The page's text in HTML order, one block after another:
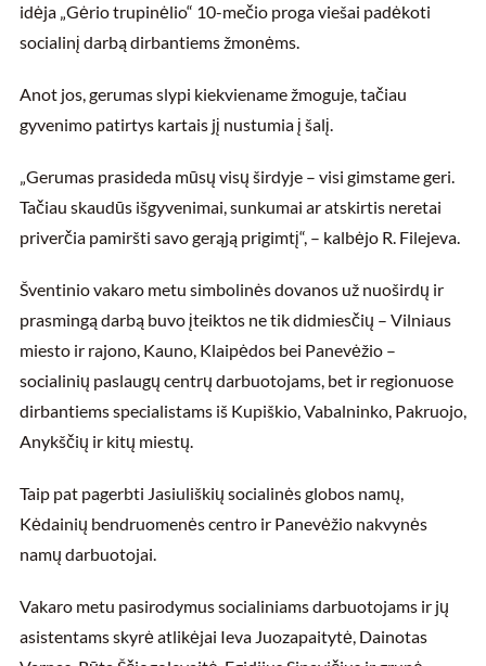
idėja „Gėrio trupinėlio“ 10-mečio proga viešai padėkoti
socialinį darbą dirbantiems žmonėms.
Anot jos, gerumas slypi kiekviename žmoguje, tačiau
gyvenimo patirtys kartais jį nustumia į šalį.
„Gerumas prasideda mūsų visų širdyje – visi gimstame geri.
Tačiau skaudūs išgyvenimai, sunkumai ar atskirtis neretai
priverčia pamiršti savo gerąją prigimtį“, – kalbėjo R. Filejeva.
Šventinio vakaro metu simbolinės dovanos už nuoširdų ir
prasmingą darbą buvo įteiktos ne tik didmiesčių – Vilniaus
miesto ir rajono, Kauno, Klaipėdos bei Panevėžio –
socialinių paslaugų centrų darbuotojams, bet ir regionuose
dirbantiems specialistams iš Kupiškio, Vabalninko, Pakruojo,
Anykščių ir kitų miestų.
Taip pat pagerbti Jasiuliškių socialinės globos namų,
Kėdainių bendruomenės centro ir Panevėžio nakvynės
namų darbuotojai.
Vakaro metu pasirodymus socialiniams darbuotojams ir jų
asistentams skyrė atlikėjai Ieva Juozapaitytė, Dainotas